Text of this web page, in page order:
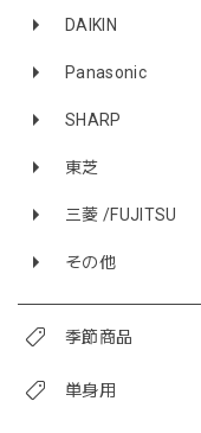
DAIKIN
Panasonic
SHARP
東芝
三菱 /FUJITSU
その他
季節商品
単身用